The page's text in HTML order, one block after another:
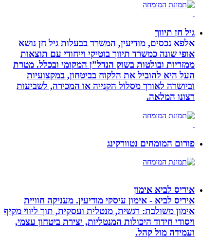
גיל חן תיווך
אלפא נכסים, מודיעין, המשרד בבעלות גיל חן נושא
אופי שונה כמשרד תיווך בוטיקי וייחודי עם תוצאות
ממזריות ובולטות בשוק הנדל”ן המקומי ובכלל. מטרת
העל היא להוביל את הלקוח בביטחון, במקצועיות
וביושרה לאורך מסלול הקנייה או המכירה, לשביעות
רצונו המלאה.
פורום המומחים נטוורקינג
איריס לביא אימון
איריס לביא - אימון עיסקי מודיעין. מעניקה חוויית
אימון משולבת: רגשית, מנטלית ועסקית, תוך ליווי מקיף
ויסודי חידוד היכולות המנטליות, יצירת ביטחון עצמי,
ועמידה מול קהל.